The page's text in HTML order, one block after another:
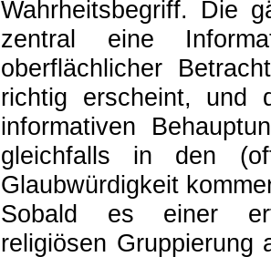
Wahrheitsbegriff. Die
zentral eine
oberflächlicher
richtig erscheint, und
informativen
gleichfalls in den
Glaubwürdigkeit
Sobald es einer
religiösen Gruppierung